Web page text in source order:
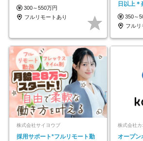
300～550万円
フルリモートあり
日以上
以上
350～
フルリ
株式会社サイヨウブ
採用サポート*フルリモート勤
オープン